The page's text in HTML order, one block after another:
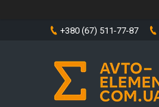
+380 (67) 511-77-87